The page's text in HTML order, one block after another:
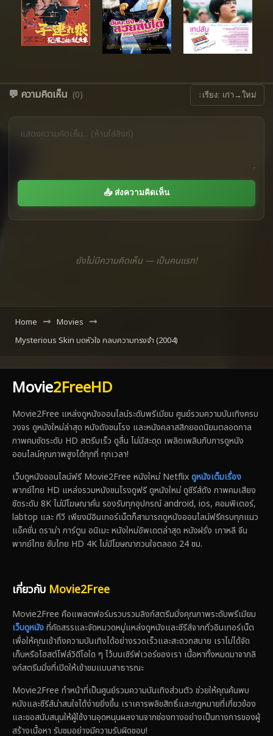
💬 ความคิดเห็น (0) ↕ เรียง: เก่า→ใหม่
📤 ส่งความคิดเห็น
ยังไม่มีความคิดเห็น — เป็นคนแรก!
Home
Movies
Mysterious Skin บดหัวใจ กลบความทรงจำ (2004)
Movie2FreeHD
Movie2Free แหล่งดูหนังออนไลน์ระดับพรีเมียม ศูนย์รวมความบันเทิงครบ
วงจร ดูหนังใหม่ล่าสุด หนังดังชนโรง และหนังคลาสสิกยอดนิยมตลอดกาล
ภาพคมชัดระดับ HD สตรีมเร็ว ดูลื่น ไม่มีสะดุด เพลิดเพลินกับการดูหนัง
ออนไลน์คุณภาพสูงได้ทุกที่ ทุกเวลา!
เว็บดูหนังออนไลน์ฟรี Movie2Free หนังใหม่ Netflixดูหนังเต็มเรื่อง
พากย์ไทย HD แหล่งรวมหนังชนโรงดูฟรี ดูหนังใหม่ ดูซีรีส์ดัง ภาพคมเสียง
ชัดระดับ 8K ไม่มีโฆษณาคั่น รองรับทุกอุปกรณ์ android, ios, คอมพิเตอร์,
labtop และ ทีวี เพียงมีอินเทอร์เน็ตก็สามารถดูหนังออนไลน์ฟรีครบทุกแนว
แอ็คชั่น ดราม่า การ์ตูน อนิเมะ หนังใหม่อัพเดตล่าสุด หนังฝรั่ง เกาหลี จีน
พากย์ไทย ซับไทย HD 4K ไม่มีโฆษณากวนใจตลอด 24 ชม.
เกี่ยวกับ Movie2Free
Movie2Free คือแพลตฟอร์มรวบรวมลิงก์สตรีมมิ่งคุณภาพระดับพรีเมียม
เว็บดูหนังที่คัดสรรและจัดหมวดหมู่แหล่งดูหนังและซีรีส์จากทั่วอินเทอร์เน็ต
เพื่อให้คุณเข้าถึงความบันเทิงได้อย่างรวดเร็วและสะดวกสบาย เราไม่ได้จัด
เก็บหรือโฮสต์ไฟล์วิดีโอใด ๆ ไว้บนเซิร์ฟเวอร์ของเรา เนื้อหาทั้งหมดมาจากลิ
งก์สตรีมมิ่งที่เปิดให้เข้าชมแบบสาธารณะ
Movie2Free ทำหน้าที่เป็นศูนย์รวมความบันเทิงส่วนตัว ช่วยให้คุณค้นพบ
หนังและซีรีส์น่าสนใจได้ง่ายยิ่งขึ้น เราเคารพลิขสิทธิ์และกฎหมายที่เกี่ยวข้อง
และขอสนับสนุนให้ผู้ใช้งานอุดหนุนผลงานจากช่องทางอย่างเป็นทางการของผู้
สร้างเนื้อหา รับชมอย่างมีความรับผิดชอบ!